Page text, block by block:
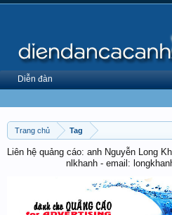
Trang chủ Tag
Liên hệ quảng cáo: anh Nguyễn Long
nlkhanh - email:
Diễn đàn